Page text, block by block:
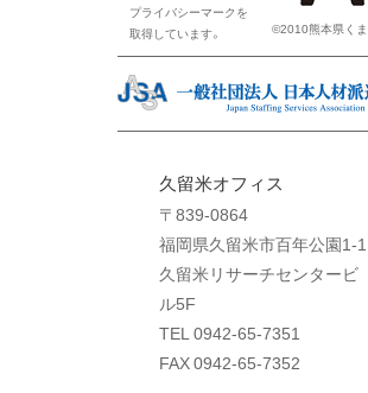
プライバシーマークを
取得しています。
©2010熊本県く
久留米オフィス
〒839-0864
福岡県久留米市百年公園1-1
久留米リサーチセンタービ
ル5F
TEL 0942-65-7351
FAX 0942-65-7352